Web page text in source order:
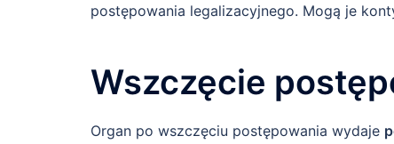
postępowania legalizacyjnego. Mogą je
Wszczęcie
Organ po wszczęciu postępowania wydaje